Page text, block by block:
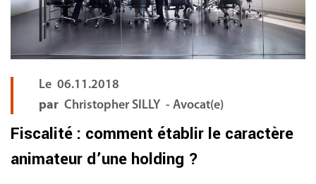
Le 06.11.2018
par Christopher SILLY - Avocat(e)
Fiscalité : comment établir le caractère
animateur d’une holding ?